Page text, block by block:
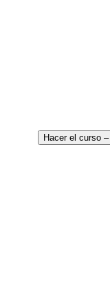
Hacer el curso –